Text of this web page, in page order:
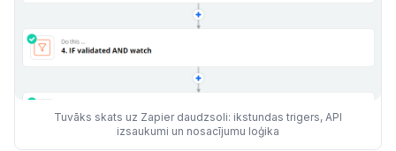
Tuvāks skats uz Zapier daudzsoli: ikstundas trigers, API
izsaukumi un nosacījumu loģika